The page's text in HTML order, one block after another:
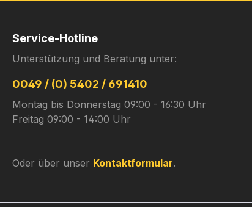
Service-Hotline
Unterstützung und Beratung unter:
0049 / (0) 5402 / 691410
Montag bis Donnerstag 09:00 - 16:30 Uhr
Freitag 09:00 - 14:00 Uhr
Oder über unser Kontaktformular.